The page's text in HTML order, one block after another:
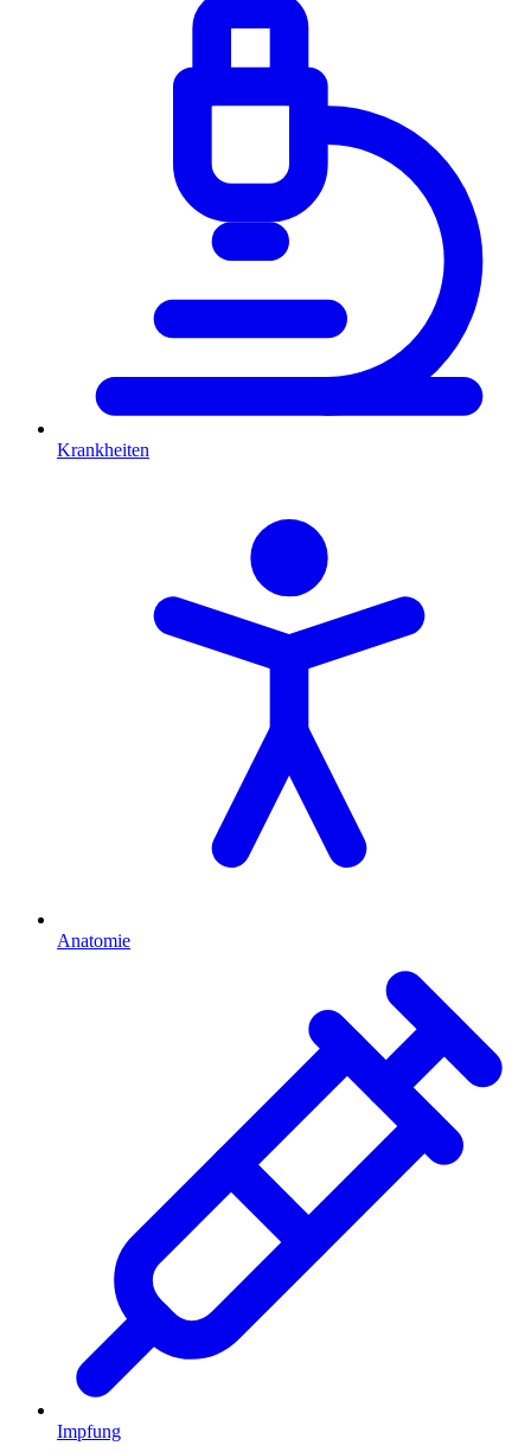
Krankheiten
Anatomie
Impfung